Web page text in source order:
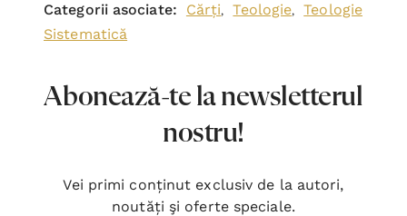
Categorii asociate: Cărți, Teologie,
Teologie
Sistematică
Abonează-te la newsletterul
nostru!
Vei primi conținut exclusiv de la autori,
noutăți şi oferte speciale.